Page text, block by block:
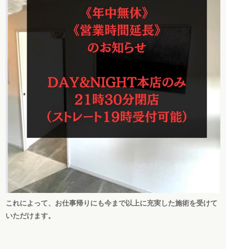
これによって、お仕事帰りにも今まで以上に充実した施術を受けて
いただけます。